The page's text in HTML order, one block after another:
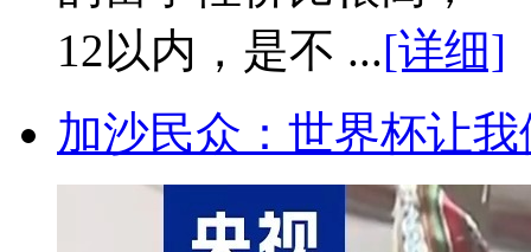
12以内，是不 ...[详细]
加沙民众：世界杯让